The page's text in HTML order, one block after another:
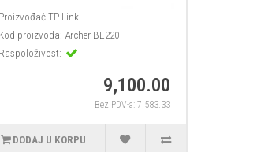
ProizvođačTP-Link
Kod proizvoda: Archer BE220
Raspoloživost:
9,100.00
Bez PDV-a: 7,583.33
DODAJ U KORPU